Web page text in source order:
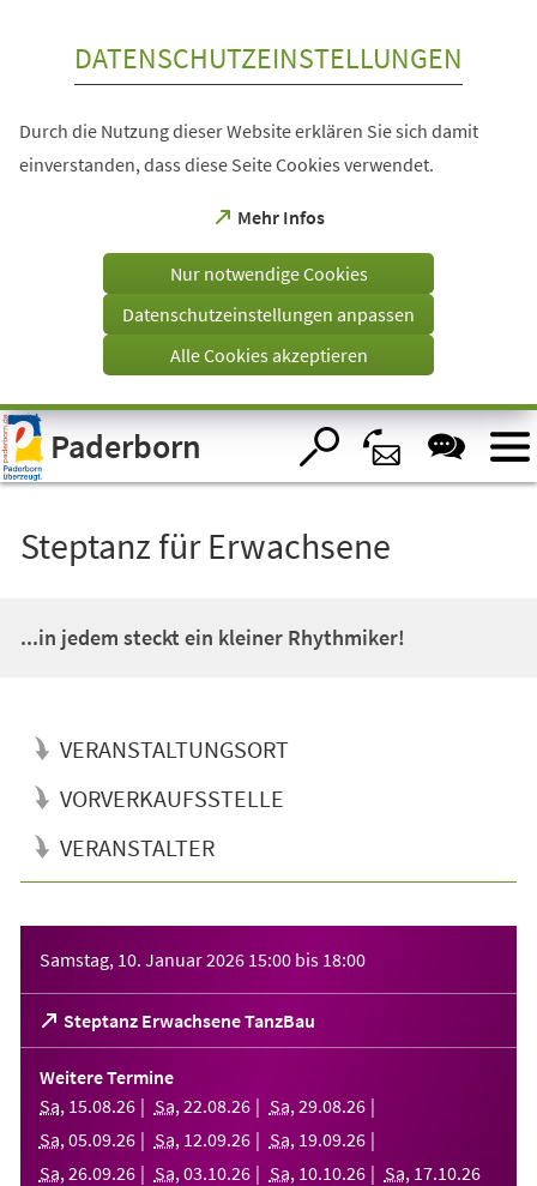
Visuelle
Assistenzsoftware
öffnen.
DATENSCHUTZEINSTELLUNGEN
Durch die Nutzung dieser Website erklären Sie sich damit
einverstanden, dass diese Seite Cookies verwendet.
Mehr Infos
(Öffnet
einem
Tab)
Nur notwendige Cookies
Datenschutzeinstellungen anpassen
Alle Cookies akzeptieren
Paderborn
Steptanz für Erwachsene
...in jedem steckt ein kleiner Rhythmiker!
VERANSTALTUNGSORT
VORVERKAUFSSTELLE
VERANSTALTER
Samstag, 10. Januar 2026 15:00 bis 18:00
Steptanz Erwachsene TanzBau
(Öffnet
in
einem
neuen
Tab)
Weitere Termine
Sa, 15.08.26 Sa, 22.08.26 Sa, 29.08.26
Sa, 05.09.26 Sa, 12.09.26 Sa, 19.09.26
Sa, 26.09.26 Sa, 03.10.26 Sa, 10.10.26 Sa, 17.10.26